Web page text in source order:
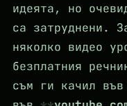
идеята, но
са затруднени.
няколко видео
безплатния
съм ги качил във